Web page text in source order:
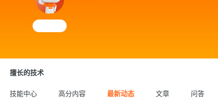
擅长的技术
技能中心 高分内容 最新动态 文章 问答